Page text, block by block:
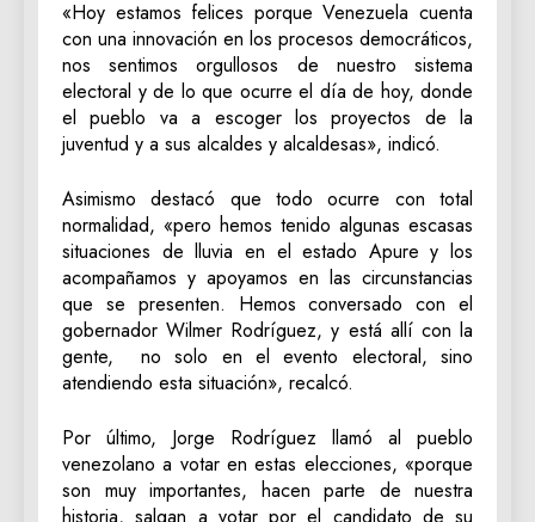
«Hoy estamos felices porque Venezuela cuenta
con una innovación en los procesos democráticos,
nos sentimos orgullosos de nuestro sistema
electoral y de lo que ocurre el día de hoy, donde
el pueblo va a escoger los proyectos de la
juventud y a sus alcaldes y alcaldesas», indicó.
Asimismo destacó que todo ocurre con total
normalidad, «pero hemos tenido algunas escasas
situaciones de lluvia en el estado Apure y los
acompañamos y apoyamos en las circunstancias
que se presenten. Hemos conversado con el
gobernador Wilmer Rodríguez, y está allí con la
gente, no solo en el evento electoral, sino
atendiendo esta situación», recalcó.
Por último, Jorge Rodríguez llamó al pueblo
venezolano a votar en estas elecciones, «porque
son muy importantes, hacen parte de nuestra